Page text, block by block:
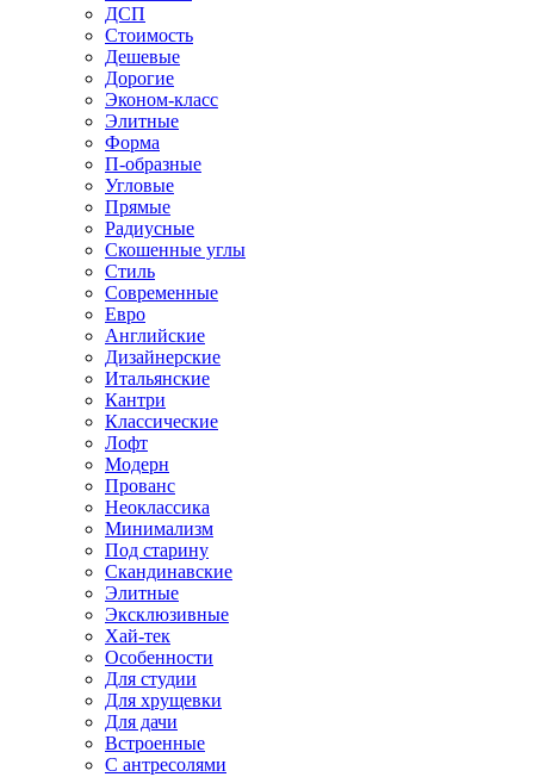
ДСП
Стоимость
Дешевые
Дорогие
Эконом-класс
Элитные
Форма
П-образные
Угловые
Прямые
Радиусные
Скошенные углы
Стиль
Современные
Евро
Английские
Дизайнерские
Итальянские
Кантри
Классические
Лофт
Модерн
Прованс
Неоклассика
Минимализм
Под старину
Скандинавские
Элитные
Эксклюзивные
Хай-тек
Особенности
Для студии
Для хрущевки
Для дачи
Встроенные
С антресолями